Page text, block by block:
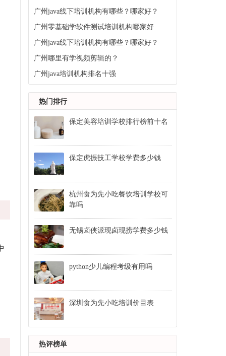
广州java线下培训机构有哪些？哪家好？
广州零基础学软件测试培训机构哪家好
广州java线下培训机构有哪些？哪家好？
广州哪里有学视频剪辑的？
广州java培训机构排名十强
热门排行
保定美容培训学校排行榜前十名
保定虎振技工学校学费多少钱
杭州食为先小吃餐饮培训学校可
靠吗
无锡卤侠派现卤现捞学费多少钱
python少儿编程考级有用吗
深圳食为先小吃培训价目表
热评榜单